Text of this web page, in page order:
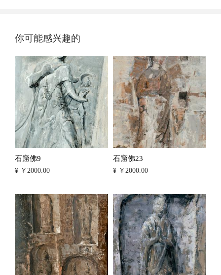
你可能感兴趣的
石窟佛9
¥ ￥2000.00
石窟佛23
¥ ￥2000.00